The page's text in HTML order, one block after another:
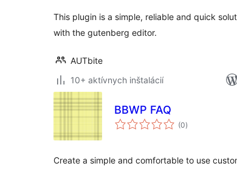
This plugin is a simple, reliable and quick
with the gutenberg editor.
AUTbite
10+ aktívnych inštalácií
BBWP FAQ
(0celkové
hodnotenie
)
Create a simple and comfortable to use